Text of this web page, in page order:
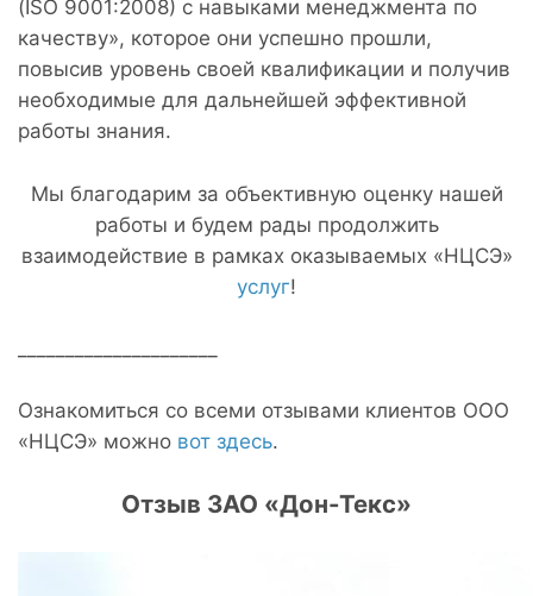
(ISO 9001:2008) с навыками менеджмента по
качеству», которое они успешно прошли,
повысив уровень своей квалификации и получив
необходимые для дальнейшей эффективной
работы знания.
Мы благодарим за объективную оценку нашей
работы и будем рады продолжить
взаимодействие в рамках оказываемых «НЦСЭ»
услуг!
Ознакомиться со всеми отзывами клиентов ООО
«НЦСЭ» можно вот здесь.
Отзыв ЗАО «Дон-Текс»